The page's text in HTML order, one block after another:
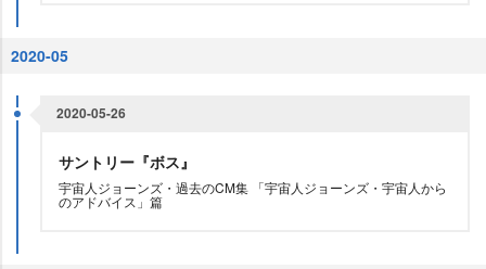
2020-05
2020-05-26
サントリー『ボス』
宇宙人ジョーンズ・過去のCM集 「宇宙人ジョーンズ・宇宙人から
のアドバイス」篇